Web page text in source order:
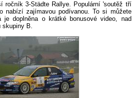
ročník 3-Städte Rallye. Populární 'soutěž tří
nabízí zajímavou podívanou. To si můžete
je doplněna o krátké bonusové video, nad
skupiny B.